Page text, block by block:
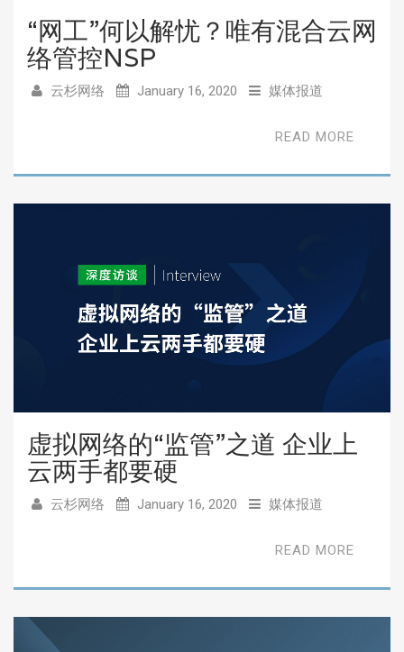
“网工”何以解忧？唯有混合云网
络管控NSP
云杉网络 January 16, 2020 媒体报道
READ MORE
虚拟网络的“监管”之道 企业上
云两手都要硬
云杉网络 January 16, 2020 媒体报道
READ MORE